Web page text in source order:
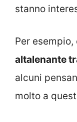
stanno
Per
altalenante
alcuni
molto a